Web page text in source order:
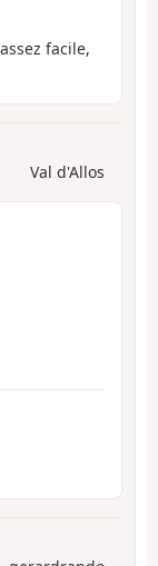
facile,
Val d'Allos